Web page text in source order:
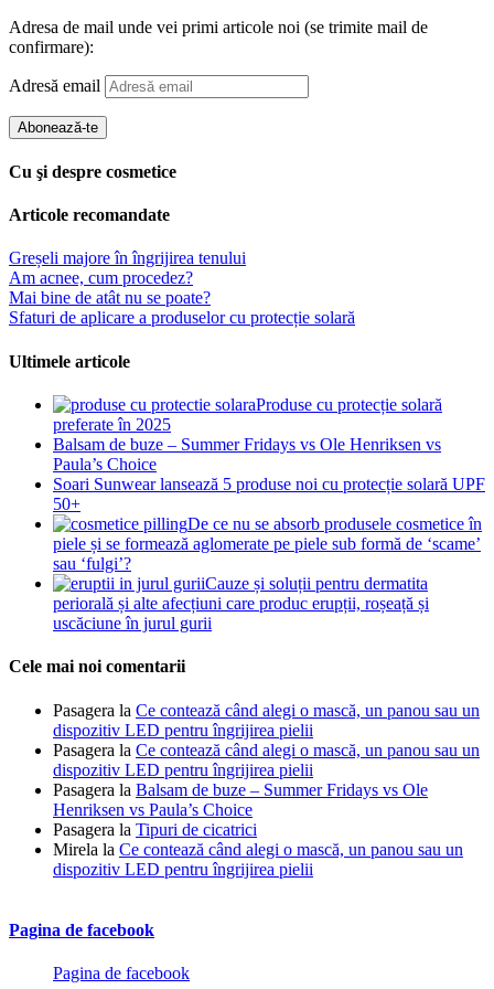
Adresa de mail unde vei primi articole noi (se trimite mail de
confirmare):
Adresă email
Abonează-te
Cu şi despre cosmetice
Articole recomandate
Greșeli majore în îngrijirea tenului
Am acnee, cum procedez?
Mai bine de atât nu se poate?
Sfaturi de aplicare a produselor cu protecție solară
Ultimele articole
Produse cu protecție solară
preferate în 2025
Balsam de buze – Summer Fridays vs Ole Henriksen vs
Paula’s Choice
Soari Sunwear lansează 5 produse noi cu protecție solară UPF
50+
De ce nu se absorb produsele cosmetice în
piele și se formează aglomerate pe piele sub formă de ‘scame’
sau ‘fulgi’?
Cauze și soluții pentru dermatita
periorală și alte afecțiuni care produc erupții, roșeață și
uscăciune în jurul gurii
Cele mai noi comentarii
Pasagera la Ce contează când alegi o mască, un panou sau un
dispozitiv LED pentru îngrijirea pielii
Pasagera la Ce contează când alegi o mască, un panou sau un
dispozitiv LED pentru îngrijirea pielii
Pasagera la Balsam de buze – Summer Fridays vs Ole
Henriksen vs Paula’s Choice
Pasagera la Tipuri de cicatrici
Mirela la Ce contează când alegi o mască, un panou sau un
dispozitiv LED pentru îngrijirea pielii
Pagina de facebook
Pagina de facebook